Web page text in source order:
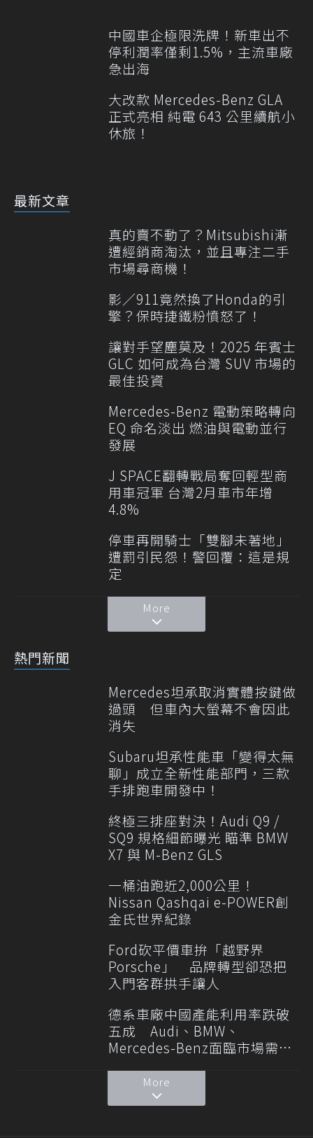
中國車企極限洗牌！新車出不
停利潤率僅剩1.5%，主流車廠
急出海
大改款 Mercedes-Benz GLA
正式亮相 純電 643 公里續航小
休旅！
最新文章
真的賣不動了？Mitsubishi漸
遭經銷商淘汰，並且專注二手
市場尋商機！
影／911竟然換了Honda的引
擎？保時捷鐵粉憤怒了！
讓對手望塵莫及！2025 年賓士
GLC 如何成為台灣 SUV 市場的
最佳投資
Mercedes-Benz 電動策略轉向
EQ 命名淡出 燃油與電動並行
發展
J SPACE翻轉戰局奪回輕型商
用車冠軍 台灣2月車市年增
4.8%
停車再開騎士「雙腳未著地」
遭罰引民怨！警回覆：這是規
定
More
熱門新聞
Mercedes坦承取消實體按鍵做
過頭 但車內大螢幕不會因此
消失
Subaru坦承性能車「變得太無
聊」成立全新性能部門，三款
手排跑車開發中！
終極三排座對決！Audi Q9 /
SQ9 規格細節曝光 瞄準 BMW
X7 與 M-Benz GLS
一桶油跑近2,000公里！
Nissan Qashqai e-POWER創
金氏世界紀錄
Ford砍平價車拚「越野界
Porsche」 品牌轉型卻恐把
入門客群拱手讓人
德系車廠中國產能利用率跌破
五成 Audi、BMW、
Mercedes-Benz面臨市場需求
More